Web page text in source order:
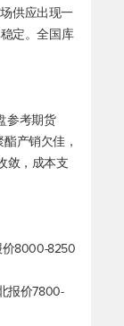
供应出现一
定。全国库
参考期货
产销欠佳，
敛，成本支
价8000-8250
报价7800-